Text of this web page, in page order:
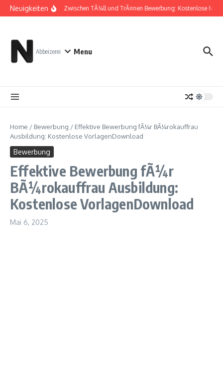
Zum Inhalt springen
Neuigkeiten Zwischen TÃ¼ll und TrÃ¤nen Bewerbung: Kostenlose
Abbeizerei Menu
Home / Bewerbung / Effektive Bewerbung fÃ¼r BÃ¼rokauffrau
Ausbildung: Kostenlose VorlagenDownload
Bewerbung
Effektive Bewerbung fÃ¼r
BÃ¼rokauffrau Ausbildung:
Kostenlose VorlagenDownload
Mai 6, 2025